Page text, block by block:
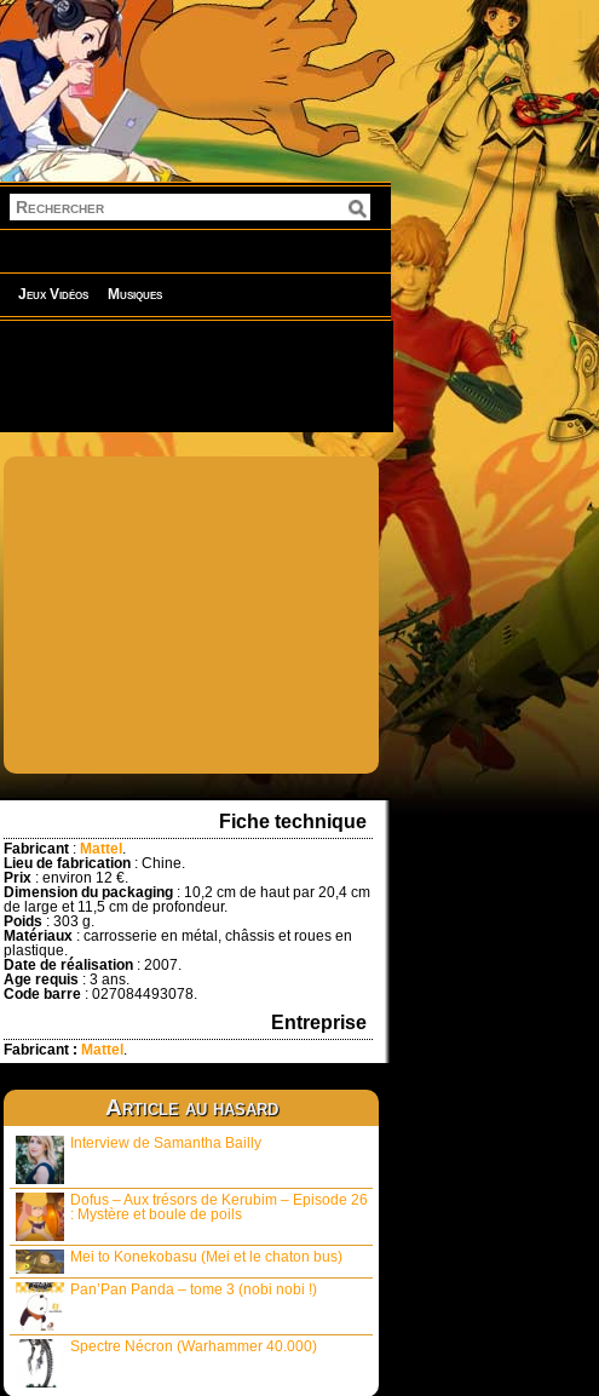
Jeux Vidéos Musiques
Fiche technique
Fabricant : Mattel .
Lieu de fabrication : Chine.
Prix : environ 12 €.
Dimension du packaging : 10,2 cm de haut par 20,4 cm
de large et 11,5 cm de profondeur.
Poids : 303 g.
Matériaux : carrosserie en métal, châssis et roues en
plastique.
Date de réalisation : 2007.
Age requis : 3 ans.
Code barre : 027084493078.
Entreprise
Fabricant : Mattel .
Article au hasard
Interview de Samantha Bailly
Dofus – Aux trésors de Kerubim – Episode 26
: Mystère et boule de poils
Mei to Konekobasu (Mei et le chaton bus)
Pan’Pan Panda – tome 3 (nobi nobi !)
Spectre Nécron (Warhammer 40.000)